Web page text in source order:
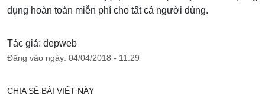
dụng hoàn toàn miễn phí cho tất cả người dùng.
Tác giả: depweb
Đăng vào ngày: 04/04/2018 - 11:29
CHIA SẺ BÀI VIẾT NÀY